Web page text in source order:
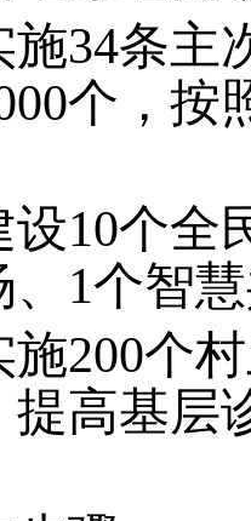
施34条
个，按
设10个
1个智
施200个
提高基层